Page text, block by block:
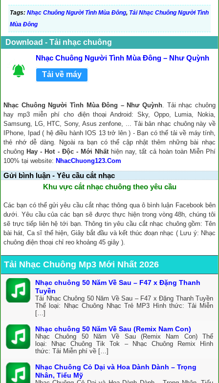
Tags: Nhạc Chuông Người Tình Mùa Đông, Tải Nhạc Chuông Người Tình
Mùa Đông
Download - Tải nhạc chuông
Nhạc Chuông Người Tình Mùa Đông – Như Quỳnh
Tải về máy
Nhạc Chuông Người Tình Mùa Đông – Như Quỳnh. Tải nhạc chuông
hay mp3 miễn phí cho điện thoại Android: Sky, Oppo, Lumia, Nokia,
Samsung, LG, HTC, Sony, Asus zenfone, ... Tải bản nhạc chuông này về
IPhone, Ipad ( hệ điều hành IOS 13 trở lên ) - Bạn có thể tải về máy tính,
thẻ nhớ dễ dàng. Ngoài ra bạn có thể cập nhật thêm những bài nhạc
chuông Hay - Hot - Độc - Mới Nhấthiện nay, tất cả hoàn toàn Miễn Phí
100% tại website: NhacChuong123.Com
Gửi bình luận - Yêu cầu cắt nhạc
Khu vực cắt nhạc chuông theo yêu cầu
Các bạn có thể gửi yêu cầu cắt nhạc thông qua ô bình luận Facebook bên
dưới. Yêu cầu của các bạn sẽ được thực hiện trong vòng 48h, chúng tôi
sẽ trực tiếp liên hệ tới bạn. Thông tin yêu cầu cắt nhạc chuông gồm: Tên
bài hát, Ca sĩ thể hiện, Giây bắt đầu và kết thúc đoạn nhạc ( Lưu ý: Nhạc
chuông điện thoại chỉ reo khoảng 45 giây ).
Tải Nhạc Chuông Mp3 Mới Nhất 2026
Nhạc chuông 50 Năm Về Sau – F47 x Đặng Thanh
Tuyền
Tải Nhạc Chuông 50 Năm Về Sau – F47 x Đặng Thanh Tuyền
Thể loại: Nhạc Chuông Nhạc Trẻ MP3 Hình thức: Tải Miễn
[…]
Nhạc chuông 50 Năm Về Sau (Remix Nam Con)
Nhạc Chuông 50 Năm Về Sau (Remix Nam Con) Thể
loại: Nhạc Chuông Tik Tok – Nhạc Chuông Remix Hình
thức: Tải Miễn phí về […]
Nhạc Chuông Cỏ Dại và Hoa Dành Dành – Trọng
Nhân, Tiểu Mỹ